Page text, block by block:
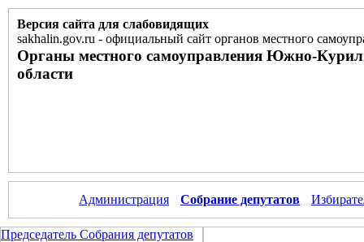
Версия сайта для слабовидящих
sakhalin.gov.ru - официальный сайт органов местного
Органы местного самоуправления Южно-
области
Администрация Собрание депутатов
Председатель Собрания депутатов